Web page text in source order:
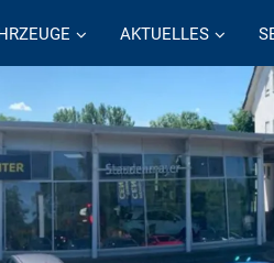
AKTUELLES